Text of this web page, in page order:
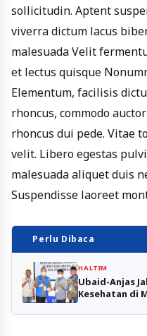
sollicitudin. Aptent
viverra dictum lacus
malesuada Velit
et lectus quisque
Elementum, facilisis
rhoncus, commodo
rhoncus dui pede. Vitae
velit. Libero egestas
malesuada aliquet duis
Suspendisse laoreet
Perlu Dibaca
HALTIM
Ubaid-Anjas
Kesehatan di